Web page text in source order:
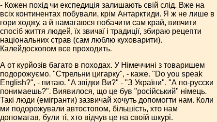
- Кожен похід чи експедиція залишають свій слід. Вже на
всіх континентах побували, крім Антарктиди. Я ж не лише в
гори ходжу, а й намагаюся побачити сам край, вивчити
спосіб життя людей, їх звичаї і традиції, збираю рецепти
національних страв (сам люблю куховарити).
Калейдоскопом все проходить.
А от курйозів багато в походах. У Німеччині з товаришем
подорожуємо. "Стрельни цигарку", - каже. "Do you speak
English?", - питаю. "А звідки Ви?" - "З України". "А по-русски
понимаешь?". Виявилося, що це був "російський" німець.
Такі люди (емігранти) зазвичай хочуть допомогти нам. Коли
ми подорожували автостопом, більшість, хто нам
допомагав, були ті, хто відчув це на своїй шкурі.